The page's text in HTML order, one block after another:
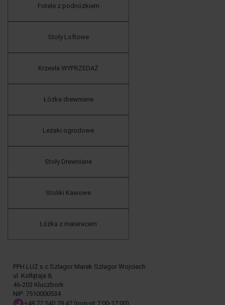
Fotele z podnóżkiem
Stoły Loftowe
Krzesła WYPRZEDAŻ
Łóżka drewniane
Leżaki ogrodowe
Stoły Drewniane
Stoliki Kawowe
Łóżka z materacem
PPH LUZ s.c Szlagor Marek Szlagor Wojciech
ul. Kołłątaja 8,
46-203 Kluczbork
NIP: 7510000534
+48 77 540 78 47 (pon-pt 7:00-17:00)